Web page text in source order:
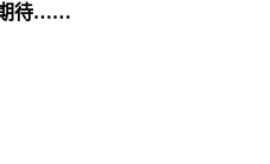
，敬请期待……